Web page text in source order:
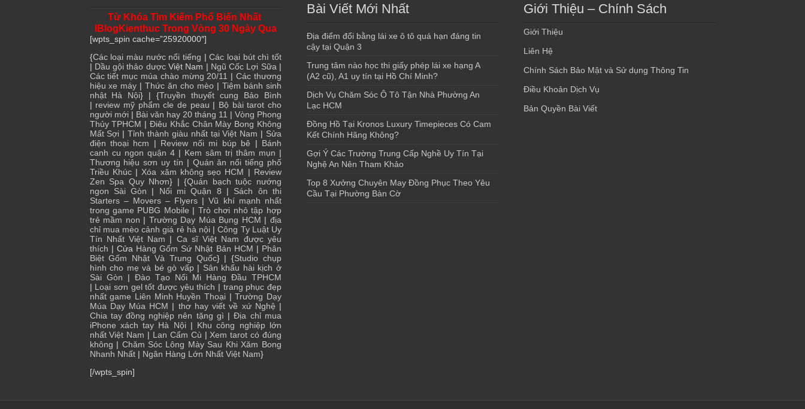
Từ Khóa Tìm Kiếm Phổ Biến Nhất
IBlogKienthuc Trong Vòng 30 Ngày Qua
[wpts_spin cache=”25920000″]
{Các loại màu nước nổi tiếng |Các loại bút chì tốt
| Dầu gội thảo dượcViệt Nam | Ngũ Cốc Lợi Sữa |
Các tiết mục múa chào mừng 20/11 |Các thương
hiệu xe máy |Thức ăn cho mèo |Tiệm bánh sinh
nhật Hà Nội} | {Truyền thuyết cung Bảo Bình
| review mỹ phẩm cle de peau | Bộ bài tarot cho
người mới| Bài văn hay 20 tháng 11 | Vòng Phong
Thủy TPHCM | Điêu Khắc Chân Mày Bong Không
Mất Sợi |Tỉnh thành giàu nhất tại Việt Nam | Sửa
điện thoại hcm | Review nối mi búp bê | Bánh
canh cu ngon quận 4| Kem sâm trị thâm mụn |
Thương hiệu sơn uy tín | Quán ăn nổi tiếng phố
Triều Khúc| Xóa xăm không sẹo HCM | Review
Zen Spa Quy Nhơn} | {Quán bạch tuộc nướng
ngon Sài Gòn | Nối mi Quận 8 | Sách ôn thi
Starters – Movers – Flyers |Vũ khí mạnh nhất
trong game PUBG Mobile | Trò chơi nhỏ tập hợp
trẻ mầm non | Trường Dạy Múa Bụng HCM | địa
chỉ mua mèo cảnh giá rẻ hà nội|Công Ty Luật Uy
Tín Nhất Việt Nam | Ca sĩ Việt Nam được yêu
thích | Cửa Hàng Gốm Sứ Nhật Bản HCM | Phân
Biệt Gốm Nhật Và Trung Quốc} | {Studio chụp
hình cho mẹ và bé gò vấp| Sân khấu hài kịch ở
Sài Gòn | Đào Tạo Nối Mi Hàng Đầu TPHCM
| Loại sơn gel tốt được yêu thích | trang phục đẹp
nhất game Liên Minh Huyền Thoại|Trường Dạy
Múa Dạy Múa HCM | thơ hay viết về xứ Nghệ |
Chia tay đồng nghiệp nên tặng gì |Địa chỉ mua
iPhone xách tay Hà Nội| Khu công nghiệp lớn
nhất Việt Nam | Lan Cẩm Cù | Xem tarot có đúng
không | Chăm Sóc Lông Mày Sau Khi Xăm Bong
Nhanh Nhất| Ngân Hàng Lớn Nhất Việt Nam}
[/wpts_spin]
Bài Viết Mới Nhất
Địa điểm đổi bằng lái xe ô tô quá hạn đáng tin
cậy tại Quận 3
Trung tâm nào học thi giấy phép lái xe hạng A
(A2 cũ), A1 uy tín tại Hồ Chí Minh?
Dịch Vụ Chăm Sóc Ô Tô Tận Nhà Phường An
Lạc HCM
Đồng Hồ Tại Kronos Luxury Timepieces Có Cam
Kết Chính Hãng Không?
Gợi Ý Các Trường Trung Cấp Nghề Uy Tín Tại
Nghệ An Nên Tham Khảo
Top 8 Xưởng Chuyên May Đồng Phục Theo Yêu
Cầu Tại Phường Bàn Cờ
Giới Thiệu – Chính Sách
Giới Thiệu
Liên Hệ
Chính Sách Bảo Mật và Sử dụng Thông Tin
Điều Khoản Dịch Vụ
Bản Quyền Bài Viết